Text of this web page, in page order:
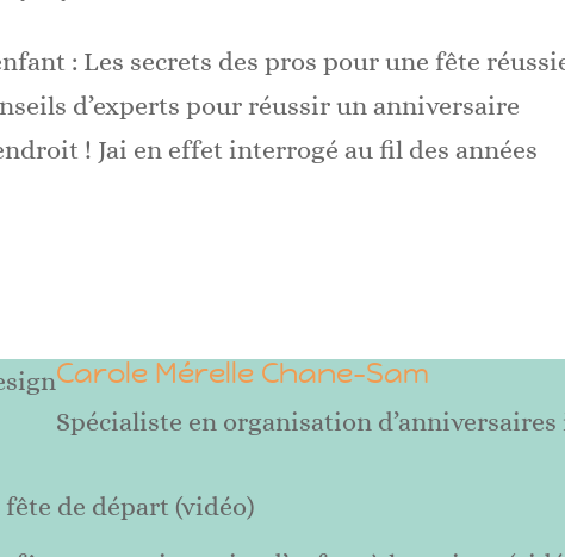
: Les secrets des pros pour une fête
d’experts pour réussir un anniversaire
! Jai en effet interrogé au fil des années
Carole Mérelle Chane-Sam
Spécialiste en organisation
de départ (vidéo)